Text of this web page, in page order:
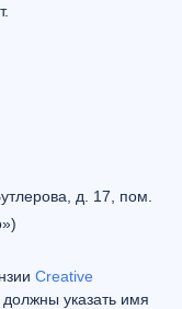
д. 17, пом.
Creative
должны указать имя